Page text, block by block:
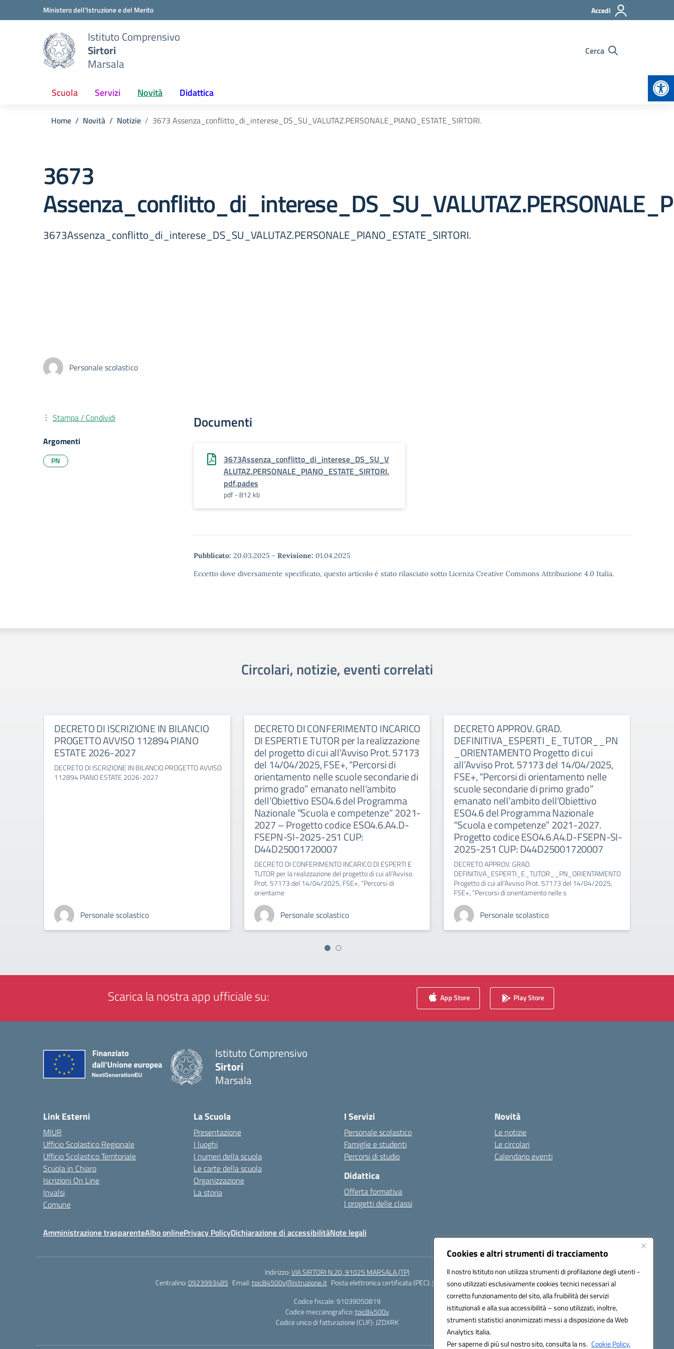
Cookies e altri strumenti di tracciamento
Il nostro Istituto non utilizza strumenti di profilazione degli utenti -
sono utilizzati esclusivamente cookies tecnici necessari al
corretto funzionamento del sito, alla fruibilità dei servizi
istituzionali e alla sua accessibilità – sono utilizzati, inoltre,
strumenti statistici anonimizzati messi a disposizione da Web
Analytics Italia.
Per saperne di più sul nostro sito, consulta la ns. Cookie Policy.
Vai ai contenuti
Vai al menu di navigazioneMinistero dell'Istruzione e del Merito Accedi
Istituto Comprensivo
Sirtori
Marsala
Cerca
Scuola Servizi Novità Didattica
Home Novità Notizie 3673 Assenza_conflitto_di_interese_DS_SU_VALUTAZ.PERSONALE_PIANO_ESTATE_SIRTORI.
3673
3673Assenza_conflitto_di_interese_DS_SU_VALUTAZ.PERSONALE_PIANO_ESTATE_SIRTORI.
Personale scolastico
Documenti
3673Assenza_conflitto_di_interese_DS_SU_V
ALUTAZ.PERSONALE_PIANO_ESTATE_SIRTORI.
pdf.pades
pdf - 812 kb
Pubblicato: 20.03.2025 - Revisione: 01.04.2025
Eccetto dove diversamente specificato, questo articolo è stato rilasciato sotto Licenza Creative Commons Attribuzione 4.0 Italia.
Stampa / Condividi
Argomenti
PN
Circolari, notizie, eventi correlati
DECRETO DI ISCRIZIONE IN BILANCIO
PROGETTO AVVISO 112894 PIANO
ESTATE 2026-2027
DECRETO DI ISCRIZIONE IN BILANCIO PROGETTO AVVISO
112894 PIANO ESTATE 2026-2027
Personale scolastico
DECRETO DI CONFERIMENTO INCARICO
DI ESPERTI E TUTOR per la realizzazione
del progetto di cui all’Avviso Prot. 57173
del 14/04/2025, FSE+, “Percorsi di
orientamento nelle scuole secondarie di
primo grado” emanato nell’ambito
dell’Obiettivo ESO4.6 del Programma
Nazionale “Scuola e competenze” 2021-
2027 – Progetto codice ESO4.6.A4.D-
FSEPN-SI-2025-251 CUP:
D44D25001720007
DECRETO DI CONFERIMENTO INCARICO DI ESPERTI E
TUTOR per la realizzazione del progetto di cui all’Avviso
Prot. 57173 del 14/04/2025, FSE+, “Percorsi di
orientame
Personale scolastico
DECRETO APPROV. GRAD.
DEFINITIVA_ESPERTI_E_TUTOR__PN
_ORIENTAMENTO Progetto di cui
all’Avviso Prot. 57173 del 14/04/2025,
FSE+, “Percorsi di orientamento nelle
scuole secondarie di primo grado”
emanato nell’ambito dell’Obiettivo
ESO4.6 del Programma Nazionale
“Scuola e competenze” 2021-2027.
Progetto codice ESO4.6.A4.D-FSEPN-SI-
2025-251 CUP: D44D25001720007
DECRETO APPROV. GRAD.
DEFINITIVA_ESPERTI_E_TUTOR__PN_ORIENTAMENTO
Progetto di cui all’Avviso Prot. 57173 del 14/04/2025,
FSE+, “Percorsi di orientamento nelle s
Personale scolastico
Scarica la nostra app ufficiale su: App Store Play Store
Istituto Comprensivo
Sirtori
Marsala
Link Esterni
MIUR
Ufficio Scolastico Regionale
Ufficio Scolastico Territoriale
Scuola in Chiaro
Iscrizioni On Line
Invalsi
Comune
La Scuola
Presentazione
I luoghi
I numeri della scuola
Le carte della scuola
Organizzazione
La storia
I Servizi
Personale scolastico
Famiglie e studenti
Percorsi di studio
Didattica
Offerta formativa
I progetti delle classi
Novità
Le notizie
Le circolari
Calendario eventi
Amministrazione trasparenteAlbo onlinePrivacy PolicyDichiarazione di accessibilitàNote legali
Indirizzo:VIA SIRTORI N.20, 91025 MARSALA (TP)
Centralino:0923993485 Email:tpic84500v@istruzione.it Posta elettronica certificata (PEC):tpic84500v@pec.istruzione.it
Codice fiscale: 91039050819
Codice meccanografico:tpic84500v
Codice unico di fatturazione (CUF): JZDXRK